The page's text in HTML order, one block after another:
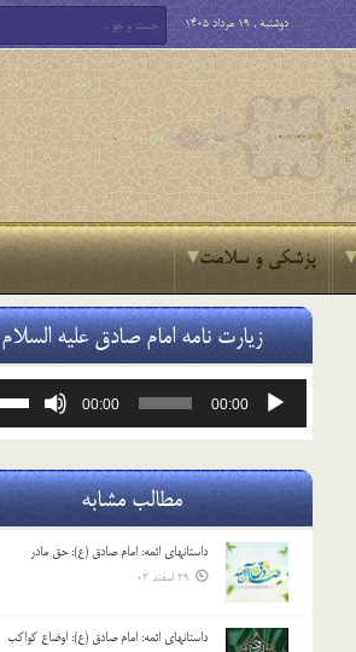
دوشنبه , 19 مرداد 1405
پزشکی و سلامت
زیارت نامه امام صادق علیه السلام
پخش‌کننده
00:00
00:00
مطالب مشابه
داستانهای ائمه: امام صادق (ع): حق مادر
29 اسفند 03
داستانهای ائمه: امام صادق (ع): اوضاع کواکب